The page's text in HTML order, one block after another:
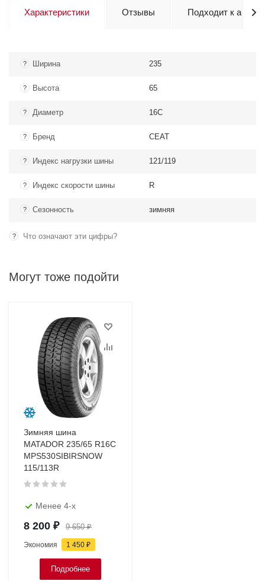
Характеристики Отзывы Подходит к авто
? Ширина 235
? Высота 65
? Диаметр 16C
? Бренд CEAT
? Индекс нагрузки шины 121/119
? Индекс скорости шины R
? Сезонность зимняя
? Что означают эти цифры?
Могут тоже подойти
Зимняя шина
MATADOR 235/65 R16C
MPS530SIBIRSNOW
115/113R
Менее 4-х
8 200 ₽ 9 650₽
Экономия 1 450 ₽
Подробнее